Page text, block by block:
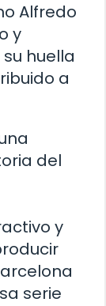
Alfredo
y
huella
a
del
y
serie